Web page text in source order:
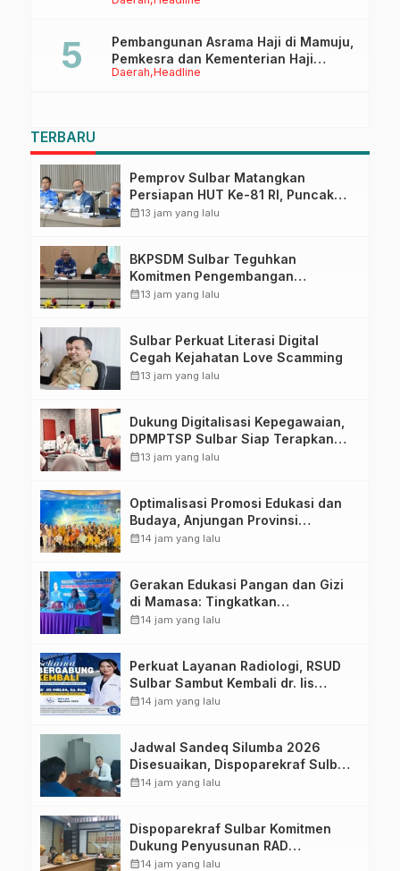
Ruang Digital
Daerah Headline
Pembangunan Asrama Haji di Mamuju,
Pemkesra dan Kementerian Haji
Sulbar Tinjau Lokasi
TERBARU
Pemprov Sulbar Matangkan
Persiapan HUT Ke-81 RI, Puncak
Upacara di Lapangan Ahmad
calendar_month13 jam yang lalu
BKPSDM Sulbar Teguhkan
Komitmen Pengembangan
Kompetensi ASN melalui
calendar_month13 jam yang lalu
Sulbar Perkuat Literasi Digital
Cegah Kejahatan Love Scamming
calendar_month13 jam yang lalu
Dukung Digitalisasi Kepegawaian,
DPMPTSP Sulbar Siap Terapkan
Aplikasi FLEKSI ASN
calendar_month13 jam yang lalu
Optimalisasi Promosi Edukasi dan
Budaya, Anjungan Provinsi
Sulawesi Barat Perkuat Kolaborasi
calendar_month14 jam yang lalu
Gerakan Edukasi Pangan dan Gizi
di Mamasa: Tingkatkan
Pengetahuan dan Keterampilan
calendar_month14 jam yang lalu
Perkuat Layanan Radiologi, RSUD
Sulbar Sambut Kembali dr. Iis
Imelda, Sp.Rad
calendar_month14 jam yang lalu
Jadwal Sandeq Silumba 2026
Disesuaikan, Dispoparekraf Sulbar
Pastikan Persiapan Tetap
calendar_month14 jam yang lalu
Dispoparekraf Sulbar Komitmen
Dukung Penyusunan RAD
TPB/SDGs Sulawesi Barat
calendar_month14 jam yang lalu